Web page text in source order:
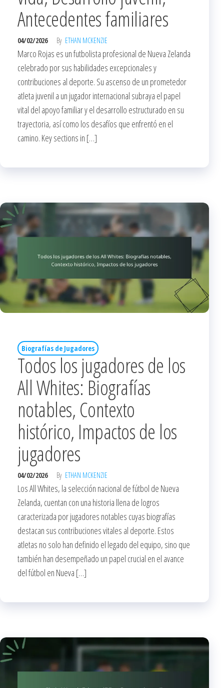
Antecedentes familiares
04/02/2026 By ETHAN MCKENZIE
Marco Rojas es un futbolista profesional de Nueva Zelanda
celebrado por sus habilidades excepcionales y
contribuciones al deporte. Su ascenso de un prometedor
atleta juvenil a un jugador internacional subraya el papel
vital del apoyo familiar y el desarrollo estructurado en su
trayectoria, así como los desafíos que enfrentó en el
camino. Key sections in […]
Biografías de Jugadores
Todos los jugadores de los
All Whites: Biografías
notables, Contexto
histórico, Impactos de los
jugadores
04/02/2026 By ETHAN MCKENZIE
Los All Whites, la selección nacional de fútbol de Nueva
Zelanda, cuentan con una historia llena de logros
caracterizada por jugadores notables cuyas biografías
destacan sus contribuciones vitales al deporte. Estos
atletas no solo han definido el legado del equipo, sino que
también han desempeñado un papel crucial en el avance
del fútbol en Nueva […]